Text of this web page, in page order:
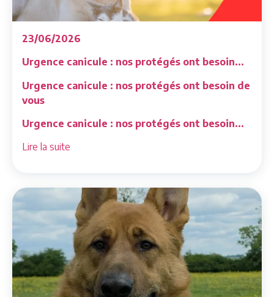
23/06/2026
Urgence canicule : nos protégés ont besoin...
Urgence canicule : nos protégés ont besoin de
vous
Urgence canicule : nos protégés ont besoin...
Lire la suite